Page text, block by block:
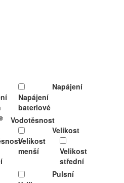
Napájení
Napájení
bateriové
Vodotěsnost
Velikost
Velikost
menší
Velikost
střední
Pulsní